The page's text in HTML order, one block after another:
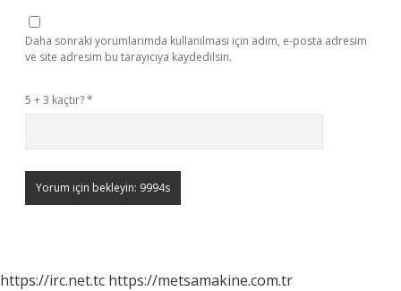
Daha sonraki yorumlarımda kullanılması için adım, e-posta adresim
ve site adresim bu tarayıcıya kaydedilsin.
5 + 3 kaçtır?*
https://irc.net.tc https://metsamakine.com.tr